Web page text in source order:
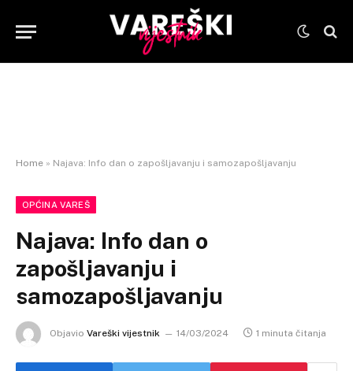
Home » Najava: Info dan o zapošljavanju i samozapošljavanju
OPĆINA VAREŠ
Najava: Info dan o
zapošljavanju i
samozapošljavanju
Objavio Vareški vijestnik 14/03/2024 1 minuta čitanja